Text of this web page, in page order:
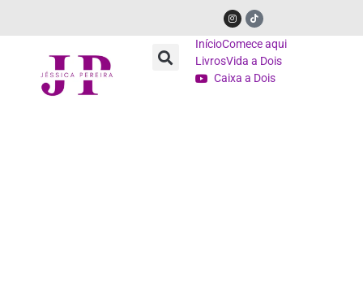
InícioComece aqui
LivrosVida a Dois
Caixa a Dois